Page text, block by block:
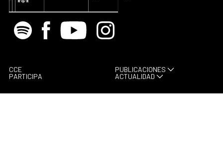
Spotify Facebook
Youtube Instagram
CCE
PARTICIPA
PUBLICACIONES
ACTUALIDAD